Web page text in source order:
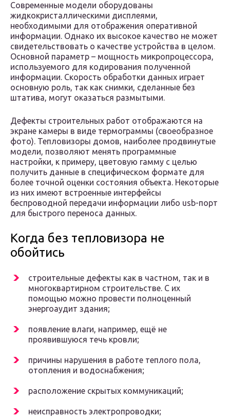
Современные модели оборудованы
жидкокристаллическими дисплеями,
необходимыми для отображения оперативной
информации. Однако их высокое качество не может
свидетельствовать о качестве устройства в целом.
Основной параметр – мощность микропроцессора,
используемого для кодирования полученной
информации. Скорость обработки данных играет
основную роль, так как снимки, сделанные без
штатива, могут оказаться размытыми.
Дефекты строительных работ отображаются на
экране камеры в виде термограммы (своеобразное
фото). Тепловизоры домов, наиболее продвинутые
модели, позволяют менять программные
настройки, к примеру, цветовую гамму с целью
получить данные в специфическом формате для
более точной оценки состояния объекта. Некоторые
из них имеют встроенные интерфейсы
беспроводной передачи информации либо usb-порт
для быстрого переноса данных.
Когда без тепловизора не
обойтись
строительные дефекты как в частном, так и в
многоквартирном строительстве. С их
помощью можно провести полноценный
энергоаудит здания;
появление влаги, например, ещё не
проявившуюся течь кровли;
причины нарушения в работе теплого пола,
отопления и водоснабжения;
расположение скрытых коммуникаций;
неисправность электропроводки;